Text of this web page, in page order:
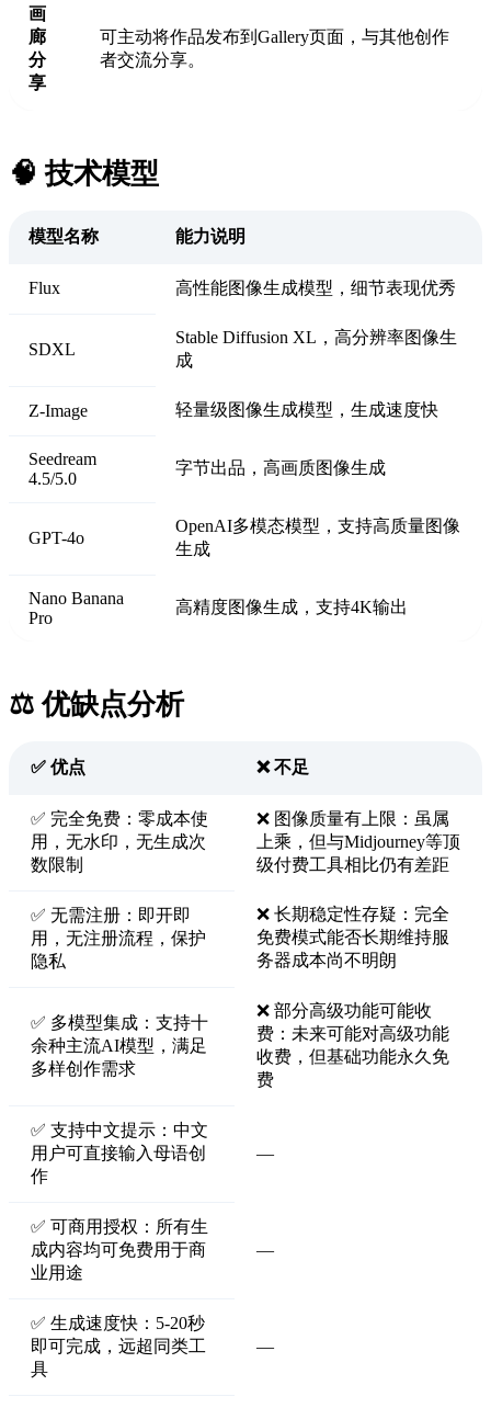
画
廊
分
享
可主动将作品发布到Gallery页面，与其他创作
者交流分享。
🧠 技术模型
模型名称 能力说明
Flux 高性能图像生成模型，细节表现优秀
SDXL
Stable Diffusion XL，高分辨率图像生
成
Z-Image 轻量级图像生成模型，生成速度快
Seedream
4.5/5.0
字节出品，高画质图像生成
GPT-4o
OpenAI多模态模型，支持高质量图像
生成
Nano Banana
Pro
高精度图像生成，支持4K输出
⚖️ 优缺点分析
✅ 优点 ❌ 不足
✅ 完全免费：零成本使
用，无水印，无生成次
数限制
❌ 图像质量有上限：虽属
上乘，但与Midjourney等顶
级付费工具相比仍有差距
✅ 无需注册：即开即
用，无注册流程，保护
隐私
❌ 长期稳定性存疑：完全
免费模式能否长期维持服
务器成本尚不明朗
✅ 多模型集成：支持十
余种主流AI模型，满足
多样创作需求
❌ 部分高级功能可能收
费：未来可能对高级功能
收费，但基础功能永久免
费
✅ 支持中文提示：中文
用户可直接输入母语创
作
—
✅ 可商用授权：所有生
成内容均可免费用于商
业用途
—
✅ 生成速度快：5-20秒
即可完成，远超同类工
具
—